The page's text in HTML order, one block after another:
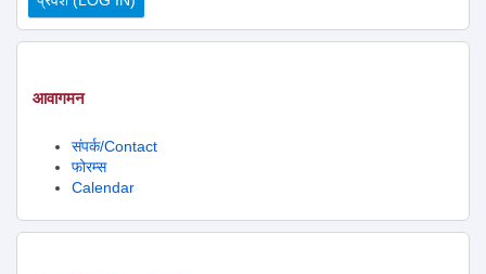
आवागमन
संपर्क/Contact
फोरम्स
Calendar